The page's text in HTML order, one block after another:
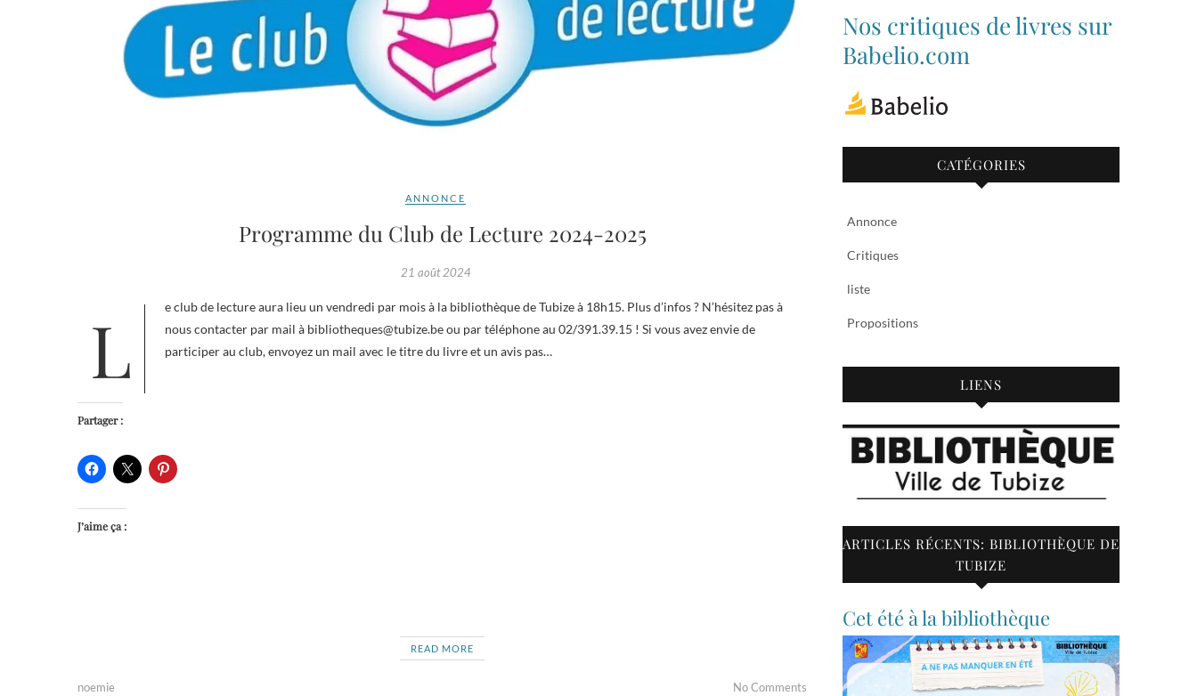
ANNONCE
Programme du Club de Lecture 2024-2025
21 août 2024
Le club de lecture aura lieu un vendredi par mois à la bibliothèque de Tubize à 18h15. Plus d’infos ? N’hésitez pas à
nous contacter par mail à bibliotheques@tubize.be ou par téléphone au 02/391.39.15 ! Si vous avez envie de
participer au club, envoyez un mail avec le titre du livre et un avis pas…
Partager :
J’aime ça :
READ MORE
noemie No Comments
bibliothequetubize
sur
Facebook
Tuclasakoi
sur
Twitter
Nos critiques de livres sur
Babelio.com
CATÉGORIES
Annonce
Critiques
liste
Propositions
LIENS
ARTICLES RÉCENTS: BIBLIOTHÈQUE DE
TUBIZE
Cet été à la bibliothèque